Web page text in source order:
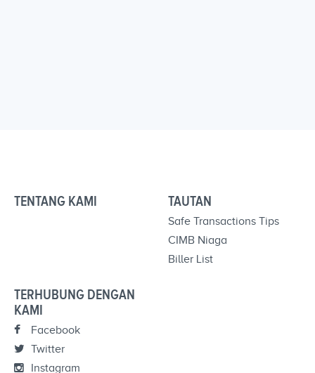
TENTANG KAMI TAUTAN
Safe Transactions Tips
CIMB Niaga
Biller List
TERHUBUNG DENGAN
KAMI
Facebook
Twitter
Instagram